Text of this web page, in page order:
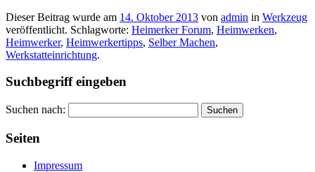
Dieser Beitrag wurde am 14. Oktober 2013 von admin in Werkzeug
veröffentlicht. Schlagworte: Heimerker Forum, Heimwerken,
Heimwerker, Heimwerkertipps, Selber Machen,
Werkstatteinrichtung.
Suchbegriff eingeben
Suchen nach:
Seiten
Impressum